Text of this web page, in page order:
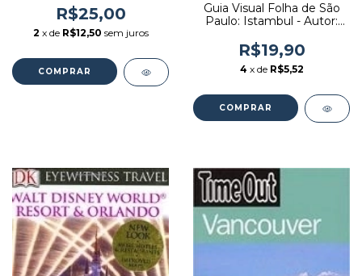
R$25,00
2 x de R$12,50 sem juros
Guia Visual Folha de São
Paulo: Istambul - Autor:
[usado]
R$19,90
4 x de R$5,52